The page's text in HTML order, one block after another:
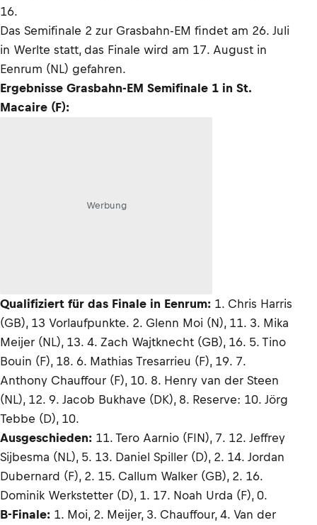
16.
Das Semifinale 2 zur Grasbahn-EM findet am 26. Juli
in Werlte statt, das Finale wird am 17. August in
Eenrum (NL) gefahren.
Ergebnisse Grasbahn-EM Semifinale 1 in St.
Macaire (F):
Werbung
Qualifiziert für das Finale in Eenrum: 1. Chris Harris
(GB), 13 Vorlaufpunkte. 2. Glenn Moi (N), 11. 3. Mika
Meijer (NL), 13. 4. Zach Wajtknecht (GB), 16. 5. Tino
Bouin (F), 18. 6. Mathias Tresarrieu (F), 19. 7.
Anthony Chauffour (F), 10. 8. Henry van der Steen
(NL), 12. 9. Jacob Bukhave (DK), 8. Reserve: 10. Jörg
Tebbe (D), 10.
Ausgeschieden: 11. Tero Aarnio (FIN), 7. 12. Jeffrey
Sijbesma (NL), 5. 13. Daniel Spiller (D), 2. 14. Jordan
Dubernard (F), 2. 15. Callum Walker (GB), 2. 16.
Dominik Werkstetter (D), 1. 17. Noah Urda (F), 0.
B-Finale: 1. Moi, 2. Meijer, 3. Chauffour, 4. Van der